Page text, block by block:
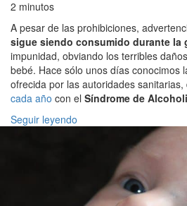
2 minutos
A pesar de las prohibiciones,
sigue siendo consumido durante la
impunidad, obviando los terribles
bebé. Hace sólo unos días conocimos
ofrecida por las autoridades sanitarias,
cada año con el Síndrome de
Seguir leyendo